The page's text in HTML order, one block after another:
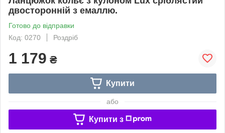
двосторонній з емаллю.
Готово до відправки
Код: 0270
Роздріб
1 179 ₴
Купити
або
Купити з